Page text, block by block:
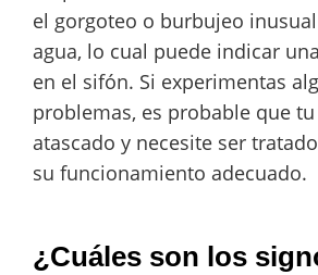
el gorgoteo o burbujeo
agua, lo cual puede indicar
en el sifón. Si experimentas
problemas, es probable que
atascado y necesite ser
su funcionamiento adecuado.
¿Cuáles son los